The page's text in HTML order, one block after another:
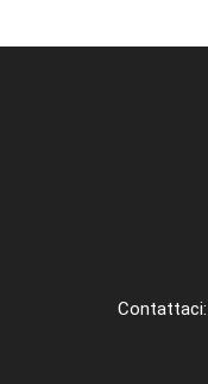
Contattaci: